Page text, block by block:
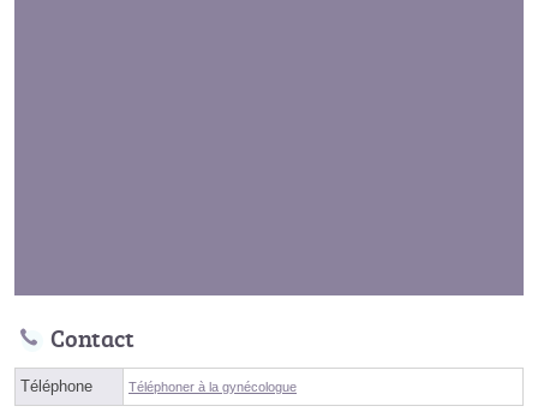
Contact
Téléphone Téléphoner à la gynécologue